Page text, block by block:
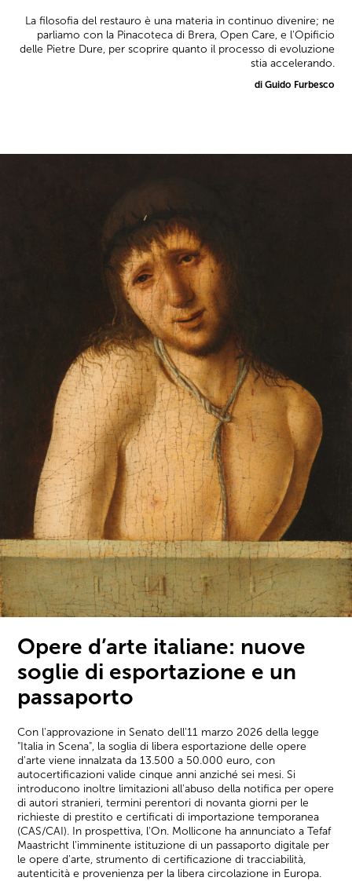
La filosofia del restauro è una materia in continuo divenire; ne
parliamo con la Pinacoteca di Brera, Open Care, e l'Opificio
delle Pietre Dure, per scoprire quanto il processo di evoluzione
stia accelerando.
di Guido Furbesco
Opere d’arte italiane: nuove
soglie di esportazione e un
passaporto
Con l'approvazione in Senato dell'11 marzo 2026 della legge
"Italia in Scena", la soglia di libera esportazione delle opere
d'arte viene innalzata da 13.500 a 50.000 euro, con
autocertificazioni valide cinque anni anziché sei mesi. Si
introducono inoltre limitazioni all'abuso della notifica per opere
di autori stranieri, termini perentori di novanta giorni per le
richieste di prestito e certificati di importazione temporanea
(CAS/CAI). In prospettiva, l'On. Mollicone ha annunciato a Tefaf
Maastricht l'imminente istituzione di un passaporto digitale per
le opere d'arte, strumento di certificazione di tracciabilità,
autenticità e provenienza per la libera circolazione in Europa.